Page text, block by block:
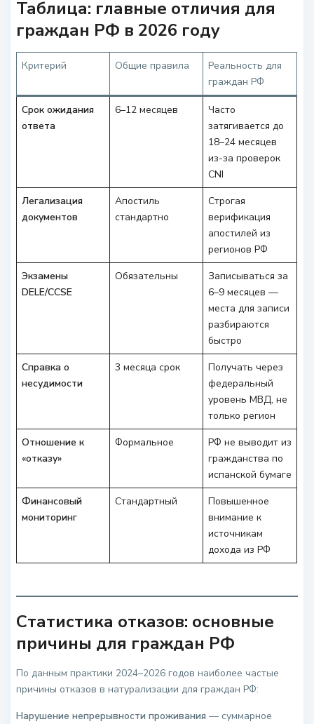
Таблица: главные отличия для
граждан РФ в 2026 году
Критерий Общие правила
Реальность для
граждан РФ
Срок ожидания
ответа
6–12 месяцев
Часто
затягивается до
18–24 месяцев
из-за проверок
CNI
Легализация
документов
Апостиль
стандартно
Строгая
верификация
апостилей из
регионов РФ
Экзамены
DELE/CCSE
Обязательны
Записываться за
6–9 месяцев —
места для записи
разбираются
быстро
Справка о
несудимости
3 месяца срок
Получать через
федеральный
уровень МВД, не
только регион
Отношение к
«отказу»
Формальное
РФ не выводит из
гражданства по
испанской бумаге
Финансовый
мониторинг
Стандартный
Повышенное
внимание к
источникам
дохода из РФ
Статистика отказов: основные
причины для граждан РФ
По данным практики 2024–2026 годов наиболее частые
причины отказов в натурализации для граждан РФ:
Нарушение непрерывности проживания — суммарное